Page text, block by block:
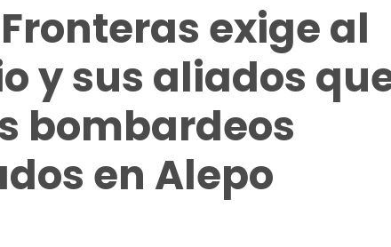
exige al
y sus aliados
bombardeos
en Alepo